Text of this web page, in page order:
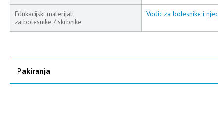
Edukacijski materijali
za bolesnike / skrbnike
Vodic za bolesnike i
Pakiranja